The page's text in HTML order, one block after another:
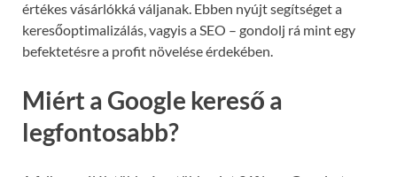
értékes vásárlókká váljanak. Ebben nyújt segítséget a
keresőoptimalizálás, vagyis a SEO – gondolj rá mint egy
befektetésre a profit növelése érdekében.
Miért a Google kereső a
legfontosabb?